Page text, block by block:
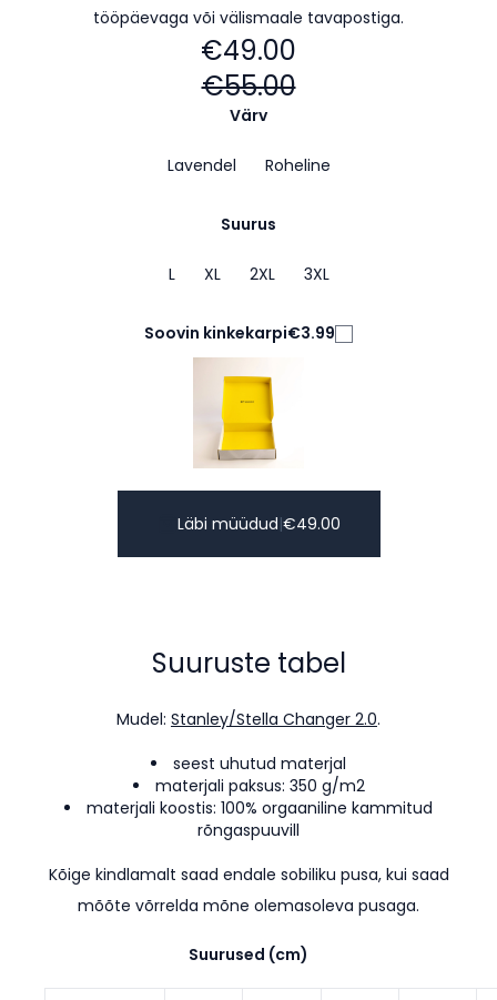
tööpäevaga või välismaale tavapostiga.
€49.00
€55.00
Värv
Lavendel Roheline
Suurus
L XL 2XL 3XL
Soovin kinkekarpi€3.99
Läbi müüdud|€49.00
Suuruste tabel
Mudel: Stanley/Stella Changer 2.0.
seest uhutud materjal
materjali paksus: 350 g/m2
materjali koostis: 100% orgaaniline kammitud
rõngaspuuvill
Kõige kindlamalt saad endale sobiliku pusa, kui saad
mõõte võrrelda mõne olemasoleva pusaga.
Suurused (cm)